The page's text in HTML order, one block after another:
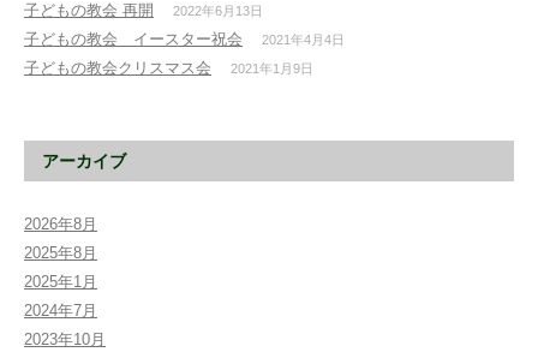
子どもの教会 再開 2022年6月13日
子どもの教会 イースター祝会 2021年4月4日
子どもの教会クリスマス会 2021年1月9日
アーカイブ
2026年8月
2025年8月
2025年1月
2024年7月
2023年10月